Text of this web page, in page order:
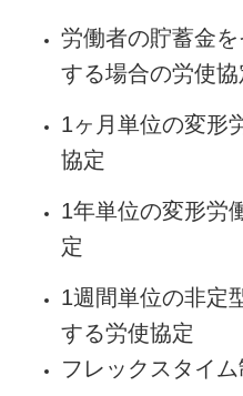
労働者の貯蓄金
する場合の労使協
1ヶ月単位の変形
協定
1年単位の変形労
定
1週間単位の非定
する労使協定
フレックスタイ